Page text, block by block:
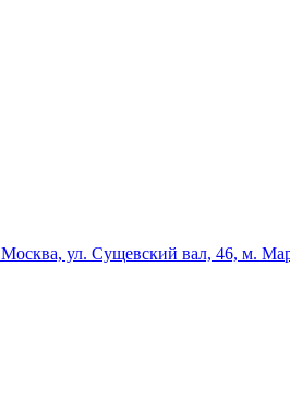
Москва, ул. Сущевский вал, 46, м.